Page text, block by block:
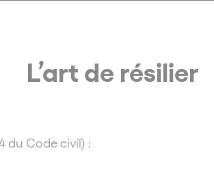
L’art de résilier
du Code civil) :